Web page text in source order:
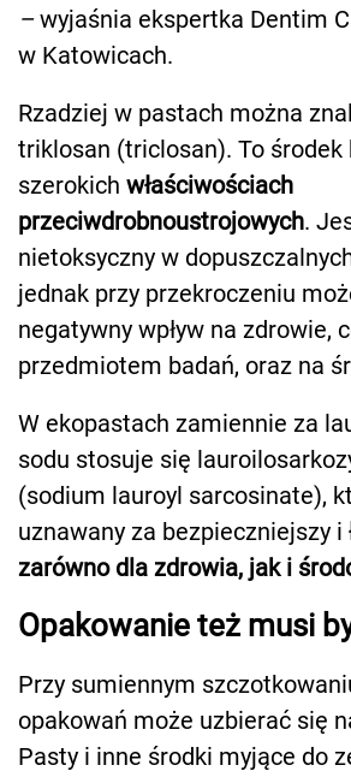
–wyjaśnia ekspertka Dentim
w Katowicach.
Rzadziej w pastach można
triklosan (triclosan). To środek
szerokich właściwościach
przeciwdrobnoustrojowych.
nietoksyczny w
jednak przy przekroczeniu
negatywny wpływ na zdrowie,
przedmiotem badań, oraz na
W ekopastach zamiennie za
sodu stosuje się
(sodium lauroyl sarcosinate),
uznawany za bezpieczniejszy i
zarówno dla zdrowia, jak i
Opakowanie też musi
Przy sumiennym
opakowań może uzbierać się
Pasty i inne środki myjące do